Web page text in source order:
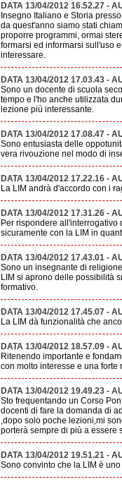
DATA 13/04/2012 16.52.27 -
Insegno Italiano e Storia
da quest'anno siamo stati
proporre programmi, ormai
formarsi ed informarsi sull'uso
interessare.
DATA 13/04/2012 17.03.43 -
Sono un docente di scuola
tempo e l'ho anche utilizzata
lezione più interessante.
DATA 13/04/2012 17.08.47 -
Sono entusiasta delle
vera rivouzione nel modo di
DATA 13/04/2012 17.22.16 -
La LIM andrà d'accordo con i
DATA 13/04/2012 17.31.26 -
Per rispondere
sicuramente con la LIM in
DATA 13/04/2012 17.43.01 -
Sono un insegnante di
LIM si aprono delle possibilità
formativo.
DATA 13/04/2012 17.45.07 -
La LIM dà funzionalità che
DATA 13/04/2012 18.57.09 -
Ritenendo importante e
con molto interesse e una
DATA 13/04/2012 19.49.23 -
Sto frequentando un Corso
docenti di fare la domanda di
,dopo solo poche lezioni,mi
porterà sempre di più a essere
DATA 13/04/2012 19.51.21 -
Sono convinto che la LIM è